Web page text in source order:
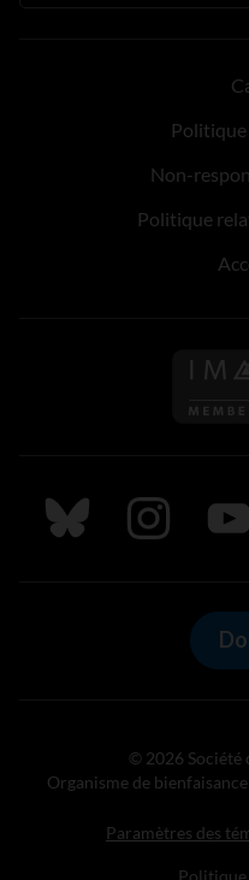
Non-
Politique
Suivez nous sur
Suivez
© 2026 Société
Organisme de
Paramètres des